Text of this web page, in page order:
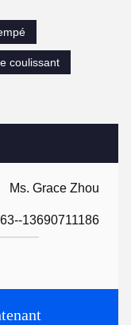
Ms. Grace Zhou
13690711186
coulissant